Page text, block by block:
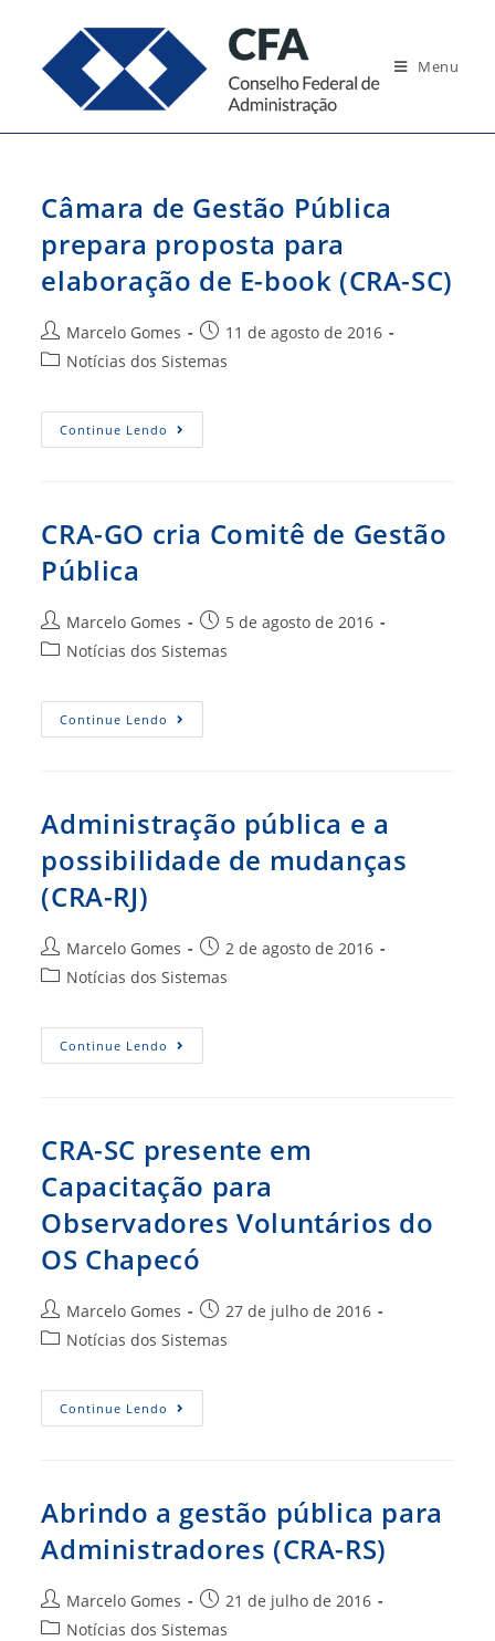
conteúdo
Menu
Câmara de Gestão Pública
prepara proposta para
elaboração de E-book (CRA-SC)
Autor
do
Marcelo Gomes
Post
publicado:
11 de agosto de 2016
Categoria
post:
Notícias dos Sistemas
Continue Lendo Câmara
De
Para
Elaboração
SC)
CRA-GO cria Comitê de Gestão
Pública
Autor
do
Marcelo Gomes
Post
publicado:
5 de agosto de 2016
Categoria
post:
Notícias dos Sistemas
Continue Lendo CRA-
GO
Pública
Administração pública e a
possibilidade de mudanças
(CRA-RJ)
Autor
do
Marcelo Gomes
Post
publicado:
2 de agosto de 2016
Categoria
post:
Notícias dos Sistemas
Continue Lendo Administração
Pública
Mudanças
(CRA-
CRA-SC presente em
Capacitação para
Observadores Voluntários do
OS Chapecó
Autor
do
Marcelo Gomes
Post
publicado:
27 de julho de 2016
Categoria
post:
Notícias dos Sistemas
Continue Lendo CRA-
SC
Observadores
Voluntários
Do
OS
Chapecó
Abrindo a gestão pública para
Administradores (CRA-RS)
Autor
do
Marcelo Gomes
Post
publicado:
21 de julho de 2016
Categoria
Notícias dos Sistemas